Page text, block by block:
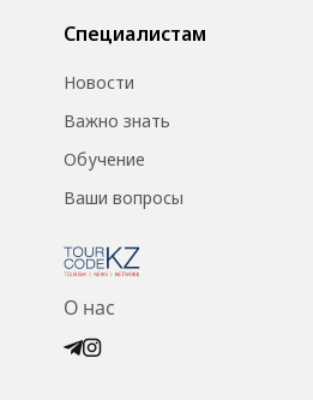
Специалистам
Новости
Важно знать
Обучение
Ваши вопросы
О нас